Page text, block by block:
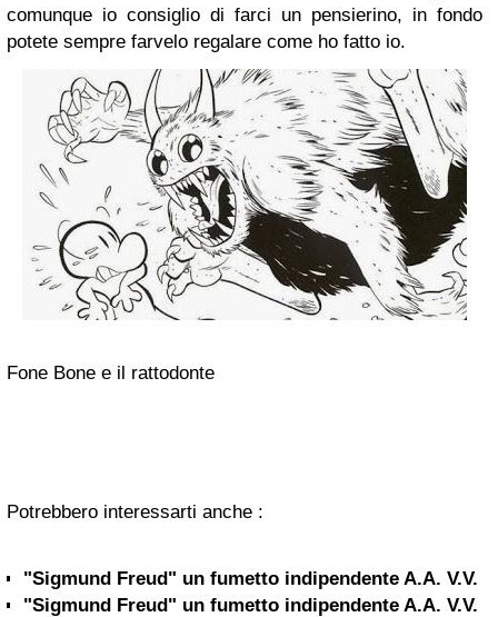
comunque io consiglio di farci un pensierino, in fondo
potete sempre farvelo regalare come ho fatto io.
Fone Bone e il rattodonte
Potrebbero interessarti anche :
"Sigmund Freud" un fumetto indipendente A.A. V.V.
"Sigmund Freud" un fumetto indipendente A.A. V.V.